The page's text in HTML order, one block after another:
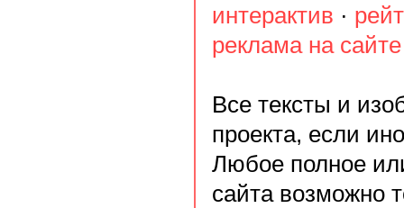
интерактив ·
реклама на сайте
Все тексты и
проекта, если
Любое полное
сайта возможно